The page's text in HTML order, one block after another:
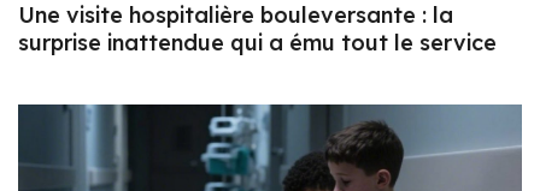
Une visite hospitalière bouleversante : la
surprise inattendue qui a ému tout le service